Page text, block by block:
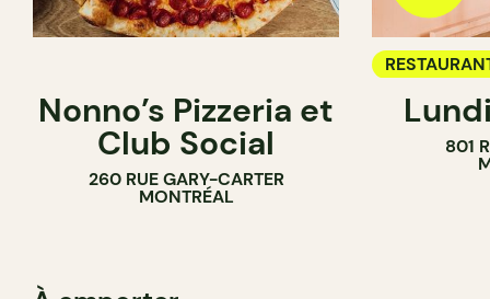
Nonno’s Pizzeria et
Club Social
260 RUE GARY-CARTER
MONTRÉAL
BAR À VIN
801